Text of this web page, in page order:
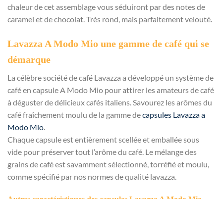
chaleur de cet assemblage vous séduiront par des notes de
caramel et de chocolat. Très rond, mais parfaitement velouté.
Lavazza A Modo Mio une gamme de café qui se
démarque
La célèbre société de café Lavazza a développé un système de
café en capsule A Modo Mio pour attirer les amateurs de café
à déguster de délicieux cafés italiens. Savourez les arômes du
café fraîchement moulu de la gamme decapsules Lavazza a
Modo Mio.
Chaque capsule est entièrement scellée et emballée sous
vide pour préserver tout l’arôme du café. Le mélange des
grains de café est savamment sélectionné, torréfié et moulu,
comme spécifié par nos normes de qualité lavazza.